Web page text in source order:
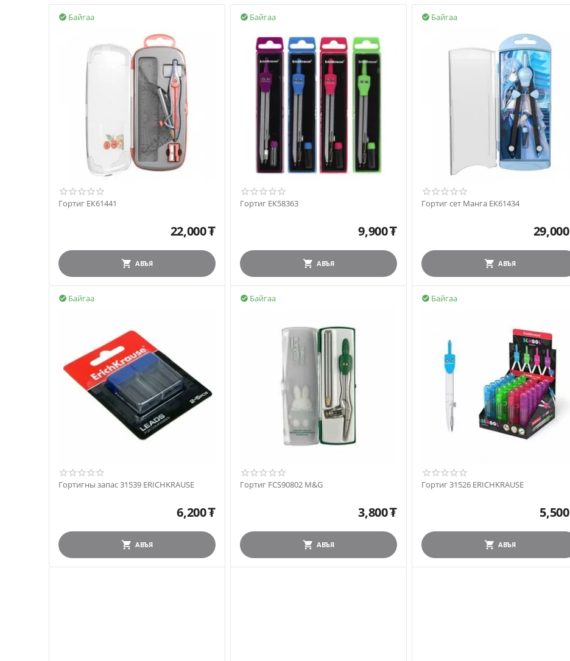
Байгаа

Гортиг ЕК61441
22,000₮
АВЪЯ
Байгаа

Гортиг ЕК58363
9,900₮
АВЪЯ
Байгаа

Гортиг сет Манга ЕК61434
29,000
АВЪЯ
Байгаа

Гортигны запас 31539 ERICHKRAUSE
6,200₮
АВЪЯ
Байгаа

Гортиг FCS90802 M&G
3,800₮
АВЪЯ
Байгаа

Гортиг 31526 ERICHKRAUSE
5,500
АВЪЯ